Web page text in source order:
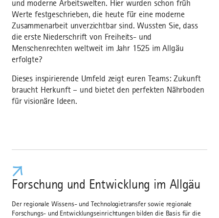
und moderne Arbeitswelten. Hier wurden schon früh
Werte festgeschrieben, die heute für eine moderne
Zusammenarbeit unverzichtbar sind. Wussten Sie, dass
die erste Niederschrift von Freiheits- und
Menschenrechten weltweit im Jahr 1525 im Allgäu
erfolgte?
Dieses inspirierende Umfeld zeigt euren Teams: Zukunft
braucht Herkunft – und bietet den perfekten Nährboden
für visionäre Ideen.
Forschung und Entwicklung im Allgäu
Der regionale Wissens- und Technologietransfer sowie regionale
Forschungs- und Entwicklungseinrichtungen bilden die Basis für die